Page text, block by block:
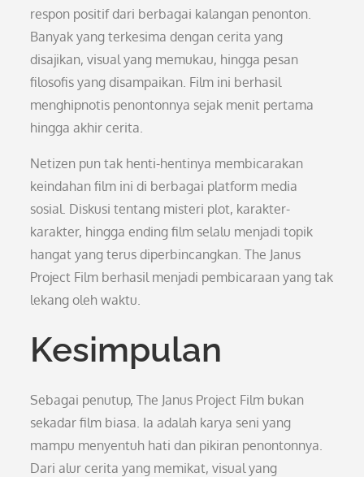
respon positif dari berbagai kalangan penonton.
Banyak yang terkesima dengan cerita yang
disajikan, visual yang memukau, hingga pesan
filosofis yang disampaikan. Film ini berhasil
menghipnotis penontonnya sejak menit pertama
hingga akhir cerita.
Netizen pun tak henti-hentinya membicarakan
keindahan film ini di berbagai platform media
sosial. Diskusi tentang misteri plot, karakter-
karakter, hingga ending film selalu menjadi topik
hangat yang terus diperbincangkan. The Janus
Project Film berhasil menjadi pembicaraan yang tak
lekang oleh waktu.
Kesimpulan
Sebagai penutup, The Janus Project Film bukan
sekadar film biasa. Ia adalah karya seni yang
mampu menyentuh hati dan pikiran penontonnya.
Dari alur cerita yang memikat, visual yang